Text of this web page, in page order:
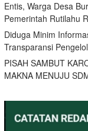
Entis, Warga Desa
Pemerintah Rutilahu
Diduga Minim
Transparansi
PISAH SAMBUT
MAKNA MENUJU